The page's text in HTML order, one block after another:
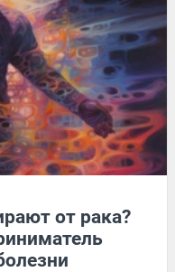
от рака?